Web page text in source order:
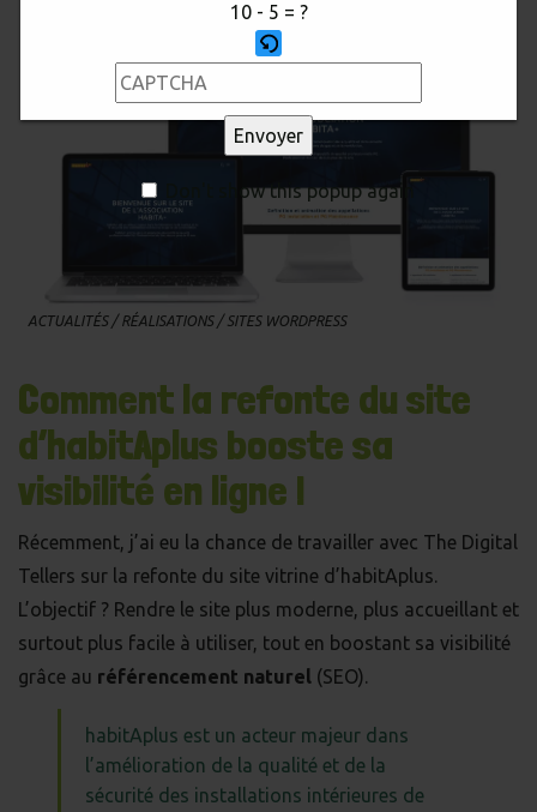
10 - 5 = ?
Veuillez saisir les caractères affichés dans le
Don't show this popup again
ACTUALITÉS/ RÉALISATIONS/ SITES WORDPRESS
Comment la refonte du site
d’habitAplus booste sa
visibilité en ligne !
Récemment, j’ai eu la chance de travailler avec The Digital
Tellers sur la refonte du site vitrine d’habitAplus.
L’objectif ? Rendre le site plus moderne, plus accueillant et
surtout plus facile à utiliser, tout en boostant sa visibilité
grâce au référencement naturel (SEO).
habitAplus est un acteur majeur dans
l’amélioration de la qualité et de la
sécurité des installations intérieures de